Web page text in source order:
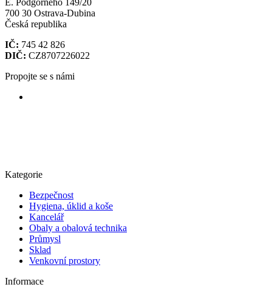
700 30 Ostrava-Dubina
Česká republika
IČ: 745 42 826
DIČ: CZ8707226022
Propojte se s námi
Kategorie
Bezpečnost
Hygiena, úklid a koše
Kancelář
Obaly a obalová technika
Průmysl
Sklad
Venkovní prostory
Informace